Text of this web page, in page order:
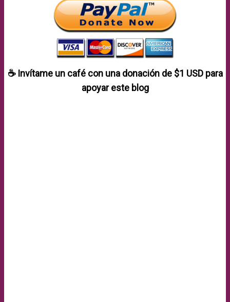
☕ Invítame un café con una donación de $1 USDpara
apoyar este blog